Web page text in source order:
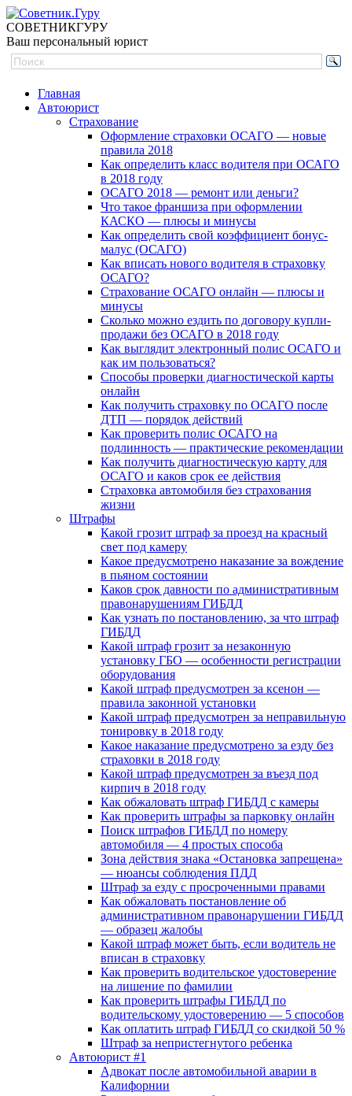
СОВЕТНИКГУРУ
Ваш персональный юрист
Главная
Автоюрист
Страхование
Оформление страховки ОСАГО — новые
правила 2018
Как определить класс водителя при ОСАГО
в 2018 году
ОСАГО 2018 — ремонт или деньги?
Что такое франшиза при оформлении
КАСКО — плюсы и минусы
Как определить свой коэффициент бонус-
малус (ОСАГО)
Как вписать нового водителя в страховку
ОСАГО?
Страхование ОСАГО онлайн — плюсы и
минусы
Сколько можно ездить по договору купли-
продажи без ОСАГО в 2018 году
Как выглядит электронный полис ОСАГО и
как им пользоваться?
Способы проверки диагностической карты
онлайн
Как получить страховку по ОСАГО после
ДТП — порядок действий
Как проверить полис ОСАГО на
подлинность — практические рекомендации
Как получить диагностическую карту для
ОСАГО и каков срок ее действия
Страховка автомобиля без страхования
жизни
Штрафы
Какой грозит штраф за проезд на красный
свет под камеру
Какое предусмотрено наказание за вождение
в пьяном состоянии
Каков срок давности по административным
правонарушениям ГИБДД
Как узнать по постановлению, за что штраф
ГИБДД
Какой штраф грозит за незаконную
установку ГБО — особенности регистрации
оборудования
Какой штраф предусмотрен за ксенон —
правила законной установки
Какой штраф предусмотрен за неправильную
тонировку в 2018 году
Какое наказание предусмотрено за езду без
страховки в 2018 году
Какой штраф предусмотрен за въезд под
кирпич в 2018 году
Как обжаловать штраф ГИБДД с камеры
Как проверить штрафы за парковку онлайн
Поиск штрафов ГИБДД по номеру
автомобиля — 4 простых способа
Зона действия знака «Остановка запрещена»
— нюансы соблюдения ПДД
Штраф за езду с просроченными правами
Как обжаловать постановление об
административном правонарушении ГИБДД
— образец жалобы
Какой штраф может быть, если водитель не
вписан в страховку
Как проверить водительское удостоверение
на лишение по фамилии
Как проверить штрафы ГИБДД по
водительскому удостоверению — 5 способов
Как оплатить штраф ГИБДД со скидкой 50 %
Штраф за непристегнутого ребенка
Автоюрист #1
Адвокат после автомобильной аварии в
Калифорнии